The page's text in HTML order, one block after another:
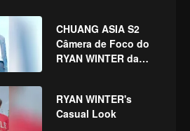
CHUANG ASIA S2
Câmera de Foco do
RYAN WINTER da
RYAN WINTER's
Casual Look